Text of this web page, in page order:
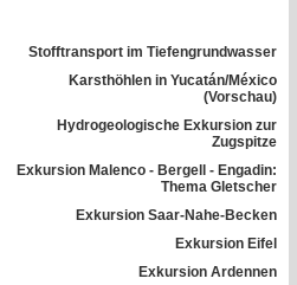
Stofftransport im Tiefengrundwasser
Karsthöhlen in Yucatán/México
(Vorschau)
Hydrogeologische Exkursion zur
Zugspitze
Exkursion Malenco - Bergell - Engadin:
Thema Gletscher
Exkursion Saar-Nahe-Becken
Exkursion Eifel
Exkursion Ardennen